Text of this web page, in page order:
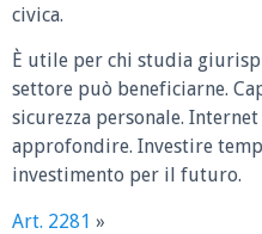
civica.
È utile per chi studia
settore può beneficiarne.
sicurezza personale.
approfondire. Investire
investimento per il futuro.
Art. 2281 »